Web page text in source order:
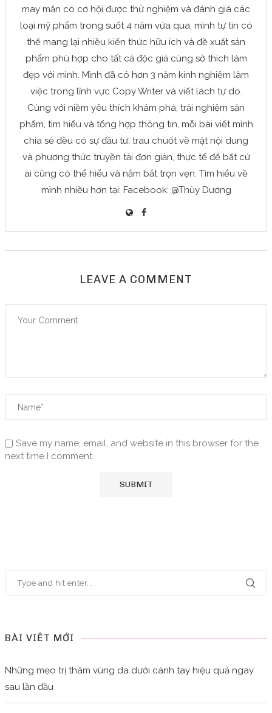
may mắn có cơ hội được thử nghiệm và đánh giá các
loại mỹ phẩm trong suốt 4 năm vừa qua, mình tự tin có
thể mang lại nhiều kiến thức hữu ích và đề xuất sản
phẩm phù hợp cho tất cả độc giả cùng sở thích làm
đẹp với mình. Mình đã có hơn 3 năm kinh nghiệm làm
việc trong lĩnh vực Copy Writer và viết lách tự do.
Cùng với niềm yêu thích khám phá, trải nghiệm sản
phẩm, tìm hiểu và tổng hợp thông tin, mỗi bài viết mình
chia sẻ đều có sự đầu tư, trau chuốt về mặt nội dung
và phương thức truyền tải đơn giản, thực tế để bất cứ
ai cũng có thể hiểu và nắm bắt trọn vẹn. Tìm hiểu về
mình nhiều hơn tại: Facebook: @Thùy Dương
LEAVE A COMMENT
Save my name, email, and website in this browser for the
next time I comment.
BÀI VIẾT MỚI
Những mẹo trị thâm vùng da dưới cánh tay hiệu quả ngay
sau lần đầu